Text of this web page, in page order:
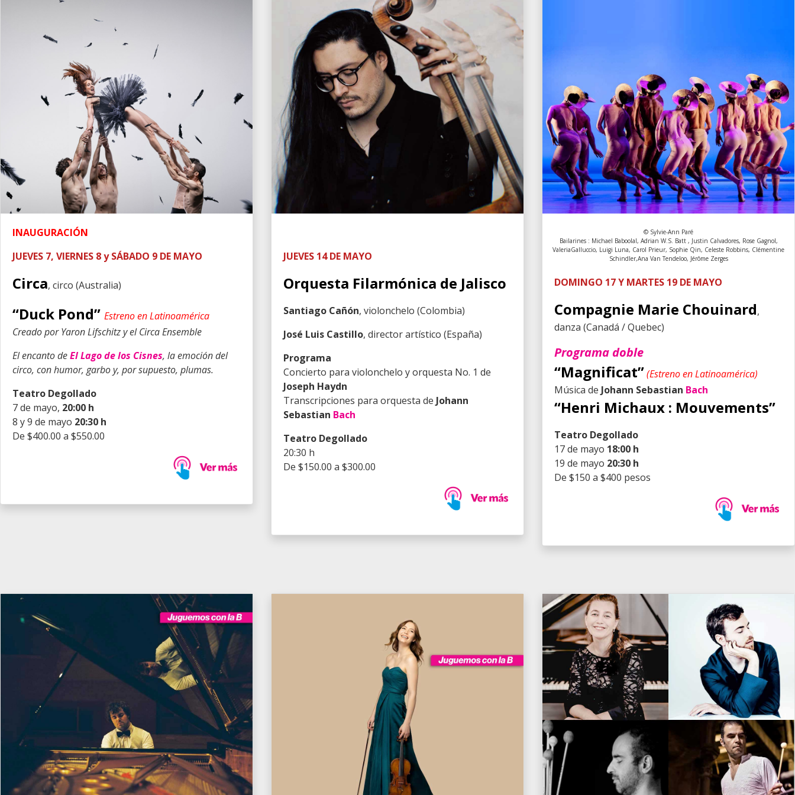
INAUGURACIÓN
JUEVES 7, VIERNES 8 y SÁBADO 9 DE MAYO
Circa, circo (Australia)
“Duck Pond” Estreno en Latinoamérica
Creado por Yaron Lifschitz y el Circa Ensemble
El encanto deEl Lago de los Cisnes, la emoción del
circo, con humor, garbo y, por supuesto, plumas.
Teatro Degollado
7 de mayo, 20:00 h
8 y 9 de mayo 20:30 h
De $400.00 a $550.00
JUEVES 14 DE MAYO
Orquesta Filarmónica de Jalisco
Santiago Cañón, violonchelo (Colombia)
José Luis Castillo, director artístico (España)
Programa
Concierto para violonchelo y orquesta No. 1 de
Joseph Haydn
Transcripciones para orquesta de Johann
Sebastian Bach
Teatro Degollado
20:30 h
De $150.00 a $300.00
© Sylvie-Ann Paré
Bailarines : Michael Baboolal, Adrian W.S. Batt , Justin Calvadores, Rose Gagnol,
ValeriaGalluccio, Luigi Luna, Carol Prieur, Sophie Qin, Celeste Robbins, Clémentine
Schindler,Ana Van Tendeloo, Jérôme Zerges
DOMINGO 17 Y MARTES 19 DE MAYO
Compagnie Marie Chouinard,
danza (Canadá / Quebec)
Programa doble
“Magnificat”(Estreno en Latinoamérica)
Música de Johann Sebastian Bach
“Henri Michaux : Mouvements”
Teatro Degollado
17 de mayo 18:00 h
19 de mayo 20:30 h
De $150 a $400 pesos